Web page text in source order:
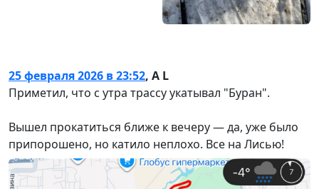
25 февраля 2026 в 23:52, A L
Приметил, что с утра трассу укатывал "Буран".
Вышел прокатиться ближе к вечеру — да, уже было
припорошено, но катило неплохо. Все на Лисью!